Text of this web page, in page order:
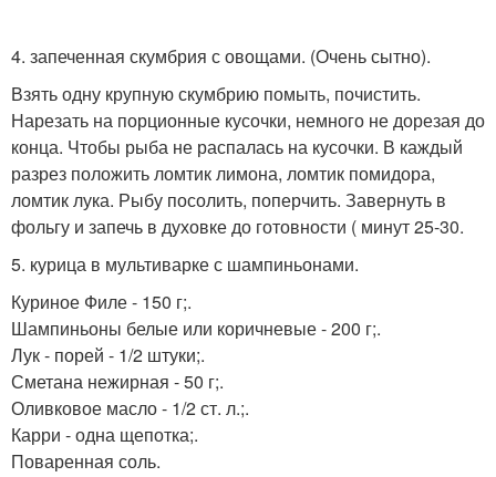
4. запеченная скумбрия с овощами. (Очень сытно).
Взять одну крупную скумбрию помыть, почистить.
Нарезать на порционные кусочки, немного не дорезая до
конца. Чтобы рыба не распалась на кусочки. В каждый
разрез положить ломтик лимона, ломтик помидора,
ломтик лука. Рыбу посолить, поперчить. Завернуть в
фольгу и запечь в духовке до готовности ( минут 25-30.
5. курица в мультиварке с шампиньонами.
Куриное Филе - 150 г;.
Шампиньоны белые или коричневые - 200 г;.
Лук - порей - 1/2 штуки;.
Сметана нежирная - 50 г;.
Оливковое масло - 1/2 ст. л.;.
Карри - одна щепотка;.
Поваренная соль.